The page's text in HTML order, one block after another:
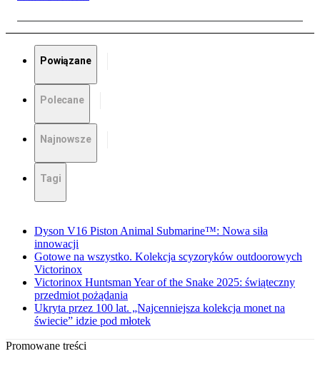
Powiązane
Polecane
Najnowsze
Tagi
Dyson V16 Piston Animal Submarine™: Nowa siła
innowacji
Gotowe na wszystko. Kolekcja scyzoryków outdoorowych
Victorinox
Victorinox Huntsman Year of the Snake 2025: świąteczny
przedmiot pożądania
Ukryta przez 100 lat. „Najcenniejsza kolekcja monet na
świecie” idzie pod młotek
Promowane treści